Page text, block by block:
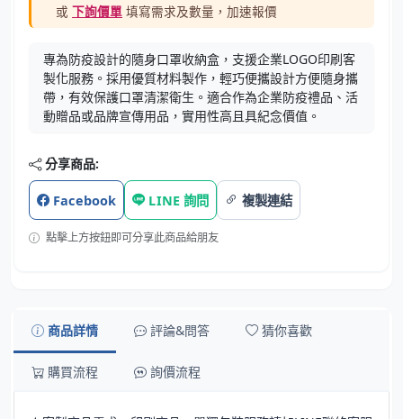
或 下詢價單 填寫需求及數量，加速報價
專為防疫設計的隨身口罩收納盒，支援企業LOGO印刷客
製化服務。採用優質材料製作，輕巧便攜設計方便隨身攜
帶，有效保護口罩清潔衛生。適合作為企業防疫禮品、活
動贈品或品牌宣傳用品，實用性高且具紀念價值。
分享商品:
Facebook LINE 詢問 複製連結
點擊上方按鈕即可分享此商品給朋友
商品詳情 評論&問答 猜你喜歡
購買流程 詢價流程